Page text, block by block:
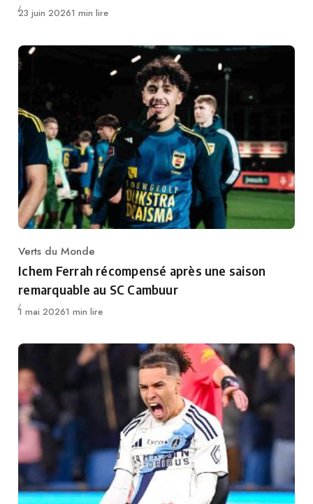
Publié
23 juin 20261 min lire
Category
Verts du Monde
Ichem Ferrah récompensé après une saison
remarquable au SC Cambuur
Publié
1 mai 20261 min lire